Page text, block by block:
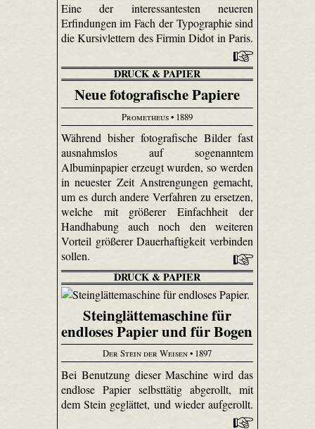
Eine der interessantesten neueren
Erfindungen im Fach der Typographie sind
die Kursivlettern des Firmin Didot in Paris.
DRUCK & PAPIER
Neue fotografische Papiere
Prometheus• 1889
Während bisher fotografische Bilder fast
ausnahmslos auf sogenanntem
Albuminpapier erzeugt wurden, so werden
in neuester Zeit Anstrengungen gemacht,
um es durch andere Verfahren zu ersetzen,
welche mit größerer Einfachheit der
Handhabung auch noch den weiteren
Vorteil größerer Dauerhaftigkeit verbinden
sollen.
DRUCK & PAPIER
Steinglättemaschine für
endloses Papier und für Bogen
Der Stein der Weisen• 1897
Bei Benutzung dieser Maschine wird das
endlose Papier selbsttätig abgerollt, mit
dem Stein geglättet, und wieder aufgerollt.